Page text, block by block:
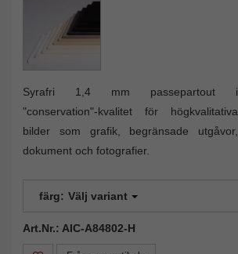
Syrafri 1,4 mm passepartout i
"conservation"-kvalitet för högkvalitativa
bilder som grafik, begränsade utgåvor,
dokument och fotografier.
färg: Välj variant
Art.Nr.: AIC-A84802-H